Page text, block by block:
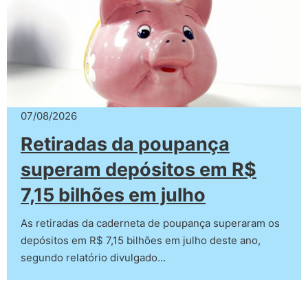
07/08/2026
Retiradas da poupança
superam depósitos em R$
7,15 bilhões em julho
As retiradas da caderneta de poupança superaram os
depósitos em R$ 7,15 bilhões em julho deste ano,
segundo relatório divulgado…